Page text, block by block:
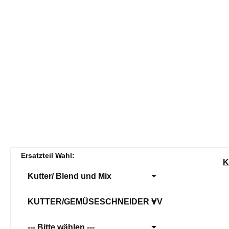
Ersatzteil Wahl:
Kutter/ Blend und Mix
KUTTER/GEMÜSESCHNEIDER VV
--- Bitte wählen ---